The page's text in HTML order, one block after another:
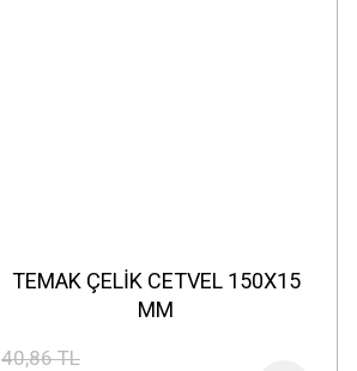
TEMAK ÇELİK CETVEL 150X15
MM
40,86 TL